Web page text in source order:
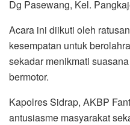
Dg Pasewang, Kel.
Acara ini diikuti oleh
kesempatan untuk
sekadar menikmati
bermotor.
Kapolres Sidrap, AKBP
antusiasme masyarakat